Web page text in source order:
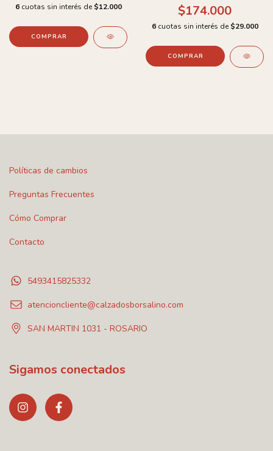
6 cuotas sin interés de $12.000
COMPRAR
$174.000
6 cuotas sin interés de $29.000
COMPRAR
Políticas de cambios
Preguntas Frecuentes
Cómo Comprar
Contacto
5493415825332
atencioncliente@calzadosborsalino.com
SAN MARTIN 1031 - ROSARIO
Sigamos conectados